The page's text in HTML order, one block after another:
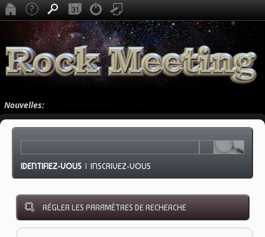
Nouvelles:
IDENTIFIEZ-VOUS |INSCRIVEZ-VOUS
RÉGLER LES PARAMÈTRES DE RECHERCHE